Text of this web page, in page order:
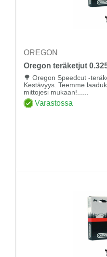
OREGON
Oregon teräketjut
🌳 Oregon Speedcut -
Kestävyys. Teemme
mittojesi mukaan!......
Varastossa